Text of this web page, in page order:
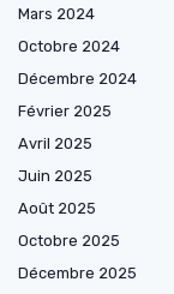
Mars 2024
Octobre 2024
Décembre 2024
Février 2025
Avril 2025
Juin 2025
Août 2025
Octobre 2025
Décembre 2025